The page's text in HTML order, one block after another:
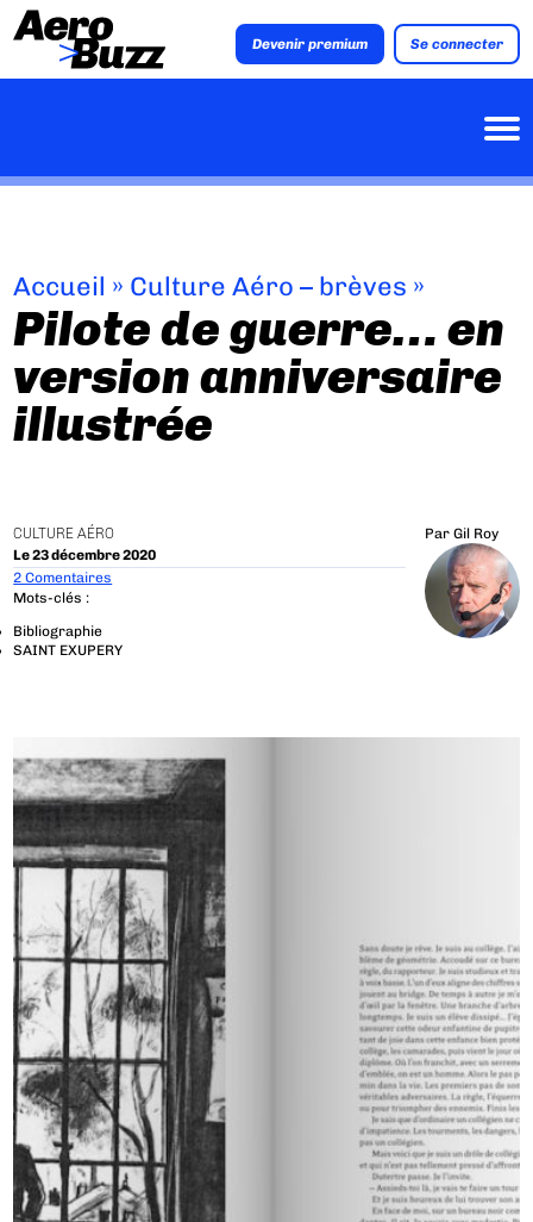
Devenir premium Se connecter
Accueil » Culture Aéro – brèves »
Pilote de guerre… en
version anniversaire
illustrée
CULTURE AÉRO
Le 23 décembre 2020
Par Gil Roy
2 Comentaires
Mots-clés :
Bibliographie
SAINT EXUPERY